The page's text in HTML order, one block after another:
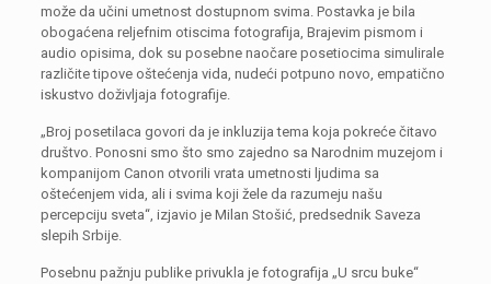
može da učini umetnost dostupnom svima. Postavka je bila
obogaćena reljefnim otiscima fotografija, Brajevim pismom i
audio opisima, dok su posebne naočare posetiocima simulirale
različite tipove oštećenja vida, nudeći potpuno novo, empatično
iskustvo doživljaja fotografije.
„Broj posetilaca govori da je inkluzija tema koja pokreće čitavo
društvo. Ponosni smo što smo zajedno sa Narodnim muzejom i
kompanijom Canon otvorili vrata umetnosti ljudima sa
oštećenjem vida, ali i svima koji žele da razumeju našu
percepciju sveta“, izjavio je Milan Stošić, predsednik Saveza
slepih Srbije.
Posebnu pažnju publike privukla je fotografija „U srcu buke“